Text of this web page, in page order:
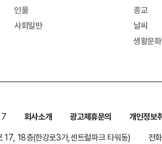
인물
사회일반
종교
날씨
생활문
회사소개 광고제휴문의
개인정보
17, 18층(한강로3가,센트럴파크 타워동)
전